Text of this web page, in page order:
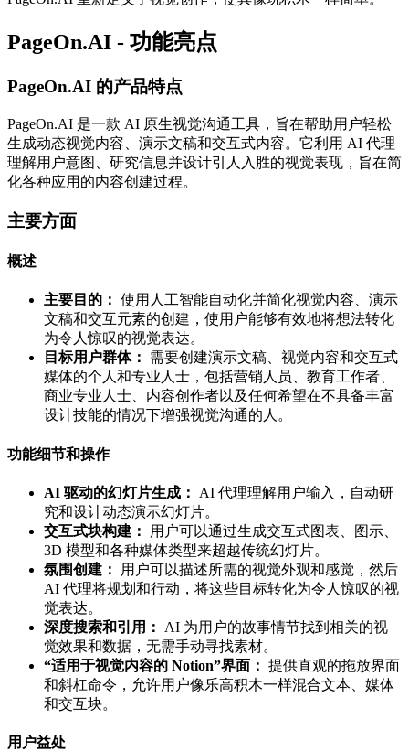
PageOn.AI - 功能亮点
PageOn.AI 的产品特点
PageOn.AI 是一款 AI 原生视觉沟通工具，旨在帮助用户轻松
生成动态视觉内容、演示文稿和交互式内容。它利用 AI 代理
理解用户意图、研究信息并设计引人入胜的视觉表现，旨在简
化各种应用的内容创建过程。
主要方面
概述
主要目的： 使用人工智能自动化并简化视觉内容、演示
文稿和交互元素的创建，使用户能够有效地将想法转化
为令人惊叹的视觉表达。
目标用户群体：
需要创建演示文稿、视觉内容和交互式
媒体的个人和专业人士，包括营销人员、教育工作者、
商业专业人士、内容创作者以及任何希望在不具备丰富
设计技能的情况下增强视觉沟通的人。
功能细节和操作
AI 驱动的幻灯片生成：
AI 代理理解用户输入，自动研
究和设计动态演示幻灯片。
交互式块构建：
用户可以通过生成交互式图表、图示、
3D 模型和各种媒体类型来超越传统幻灯片。
氛围创建：
用户可以描述所需的视觉外观和感觉，然后
AI 代理将规划和行动，将这些目标转化为令人惊叹的视
觉表达。
深度搜索和引用：
AI 为用户的故事情节找到相关的视
觉效果和数据，无需手动寻找素材。
“适用于视觉内容的 Notion”界面： 提供直观的拖放界面
和斜杠命令，允许用户像乐高积木一样混合文本、媒体
和交互块。
用户益处